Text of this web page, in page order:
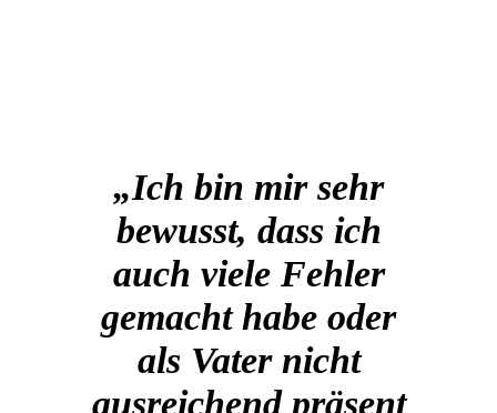
„Ich bin mir sehr
bewusst, dass ich
auch viele Fehler
gemacht habe oder
als Vater nicht
ausreichend präsent